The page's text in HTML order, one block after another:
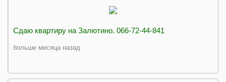
Сдаю квартиру на Залютино. 066-72-44-841
больше месяца назад